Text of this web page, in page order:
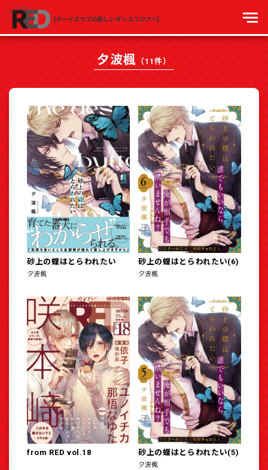
[ボーイズラブの新しいダンスフロアへ]
夕波楓 （11件）
砂上の蝶はとらわれたい
夕波楓
砂上の蝶はとらわれたい(6)
夕波楓
from RED vol.18 砂上の蝶はとらわれたい(5)
夕波楓